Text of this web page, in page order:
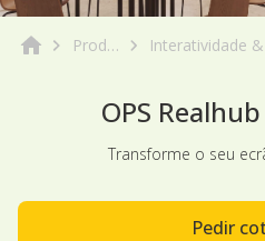
Produto
OPS
Transforme o seu
Pedir